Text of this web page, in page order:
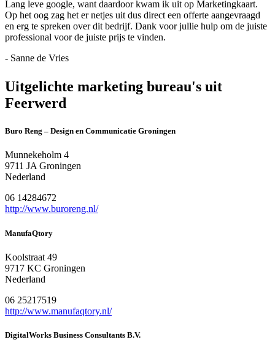
Lang leve google, want daardoor kwam ik uit op Marketingkaart.
Op het oog zag het er netjes uit dus direct een offerte aangevraagd
en erg te spreken over dit bedrijf. Dank voor jullie hulp om de juiste
professional voor de juiste prijs te vinden.
- Sanne de Vries
Uitgelichte marketing bureau's uit
Feerwerd
Buro Reng – Design en Communicatie Groningen
Munnekeholm 4
9711 JA Groningen
Nederland
06 14284672
http://www.buroreng.nl/
ManufaQtory
Koolstraat 49
9717 KC Groningen
Nederland
06 25217519
http://www.manufaqtory.nl/
DigitalWorks Business Consultants B.V.